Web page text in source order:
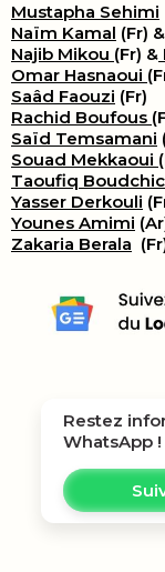
Mustapha Sehimi
Naïm Kamal (Fr) &
Najib Mikou (Fr) &
Omar Hasnaoui
Saâd Faouzi (Fr)
Rachid Boufous
Saïd Temsamani
Souad Mekkaoui
Taoufiq
Yasser Derkouli
Younes Amimi
Zakaria Berala
Restez
WhatsApp !